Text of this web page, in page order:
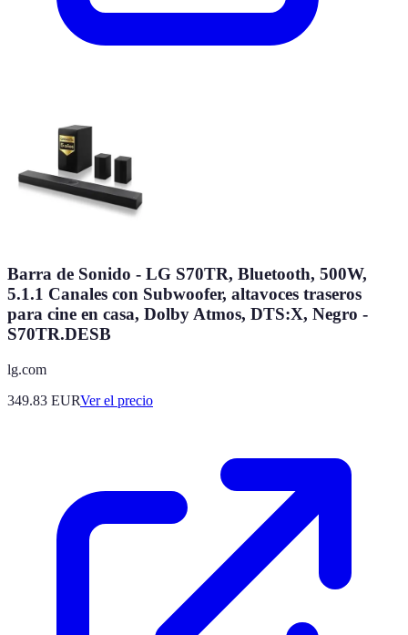
Barra de Sonido - LG S70TR, Bluetooth, 500W,
5.1.1 Canales con Subwoofer, altavoces traseros
para cine en casa, Dolby Atmos, DTS:X, Negro -
S70TR.DESB
lg.com
349.83 EURVer el precio